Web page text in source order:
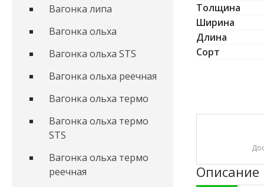
Вагонка липа
Вагонка ольха
Вагонка ольха STS
Вагонка ольха реечная
Вагонка ольха термо
Вагонка ольха термо
STS
Вагонка ольха термо
реечная
Толщина
Ширина
Длина
Сорт
Описание